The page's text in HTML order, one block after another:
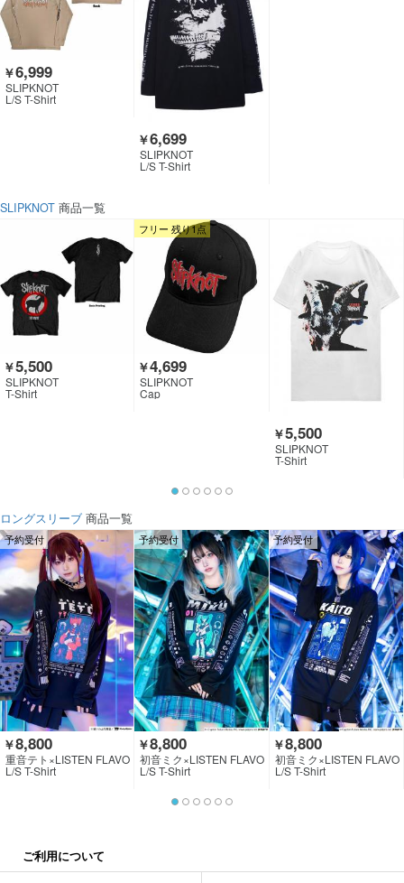
￥6,999
SLIPKNOT
L/S T-Shirt
￥6,699
SLIPKNOT
L/S T-Shirt
SLIPKNOT 商品一覧
￥5,500
SLIPKNOT
T-Shirt
フリー 残り1点
￥4,699
SLIPKNOT
Cap
￥5,500
SLIPKNOT
T-Shirt
ロングスリーブ 商品一覧
予約受付
￥8,800
重音テト×LISTEN FLAVO
R
L/S T-Shirt
予約受付
￥8,800
初音ミク×LISTEN FLAVO
R
L/S T-Shirt
予約受付
￥8,800
初音ミク×LISTEN FLAVO
R
L/S T-Shirt
ご利用について